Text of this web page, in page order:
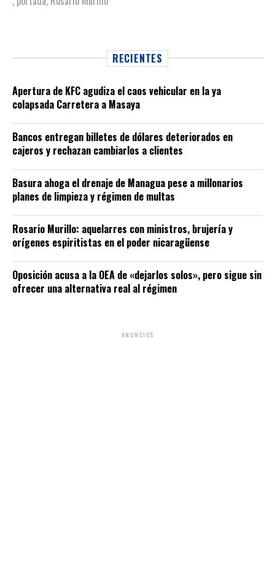
RECIENTES
Apertura de KFC agudiza el caos vehicular en la ya
colapsada Carretera a Masaya
Bancos entregan billetes de dólares deteriorados en
cajeros y rechazan cambiarlos a clientes
Basura ahoga el drenaje de Managua pese a millonarios
planes de limpieza y régimen de multas
Rosario Murillo: aquelarres con ministros, brujería y
orígenes espiritistas en el poder nicaragüense
Oposición acusa a la OEA de «dejarlos solos», pero sigue sin
ofrecer una alternativa real al régimen
ANUNCIOS